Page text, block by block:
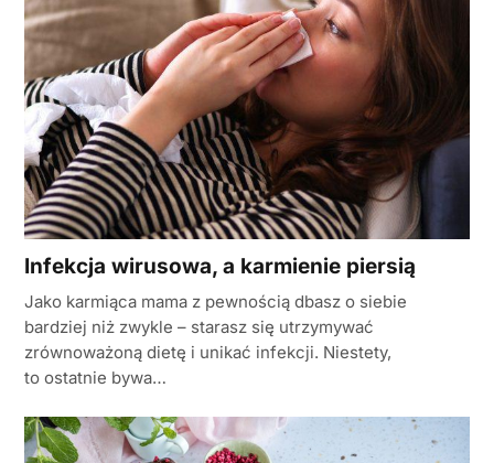
Infekcja wirusowa, a karmienie piersią
Jako karmiąca mama z pewnością dbasz o siebie
bardziej niż zwykle – starasz się utrzymywać
zrównoważoną dietę i unikać infekcji. Niestety,
to ostatnie bywa…